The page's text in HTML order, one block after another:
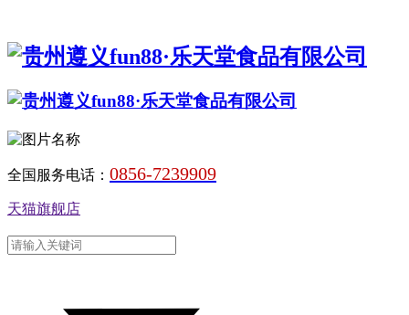
全国服务电话： 0856-7239909
天猫旗舰店